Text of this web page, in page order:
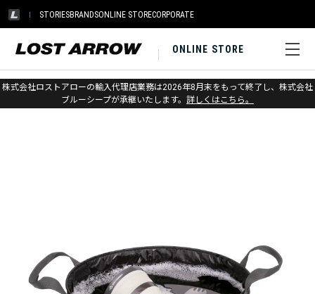
STORIESBRANDSONLINE STORECORPORATE
ONLINE STORE
株式会社ロストアローの輸入代理店業務は2026年8月末をもって終了し、株式会社
ブルーシープが承継いたします。 詳しくはこちら。
ホーム > シートゥサミット > キャンプキッチン